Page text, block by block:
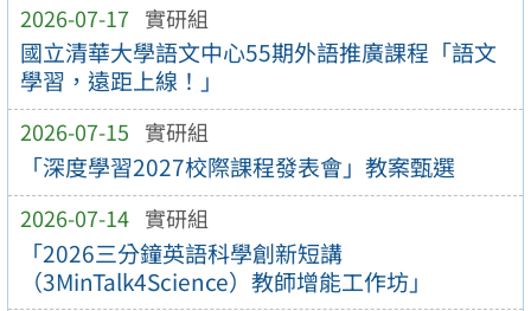
2026-07-17 實研組
國立清華大學語文中心55期外語推廣課程「語文
學習，遠距上線！」
2026-07-15 實研組
「深度學習2027校際課程發表會」教案甄選
2026-07-14 實研組
「2026三分鐘英語科學創新短講
（3MinTalk4Science）教師增能工作坊」